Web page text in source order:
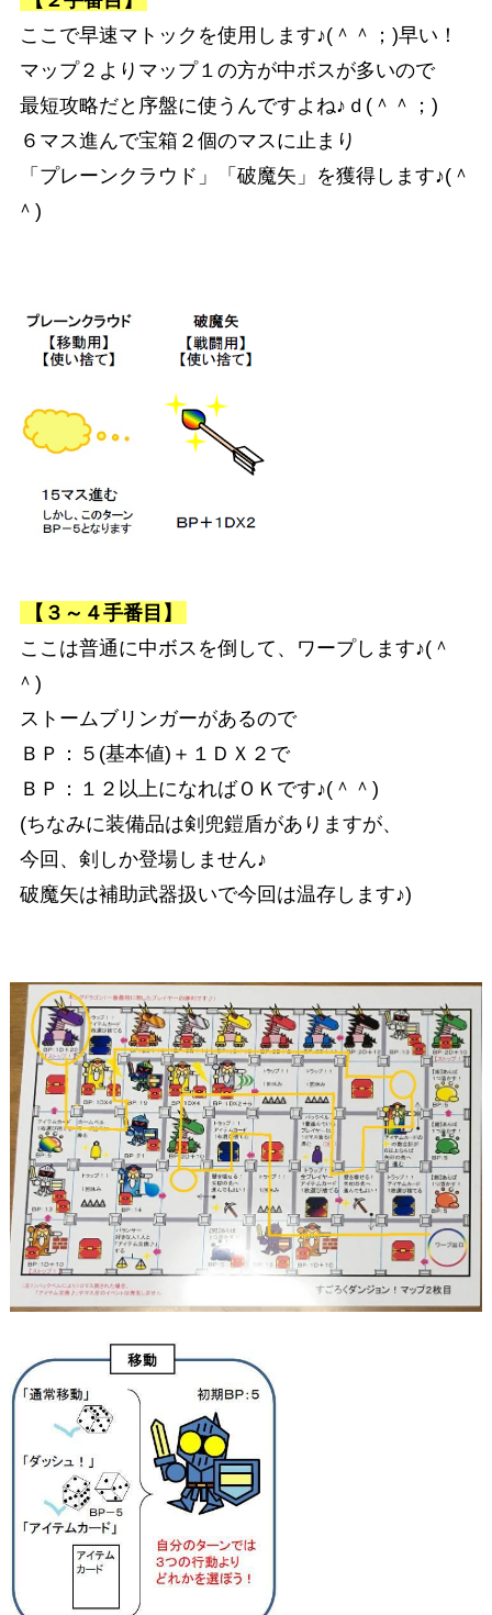
ここで早速マトックを使用します♪(＾＾；)早い！
マップ２よりマップ１の方が中ボスが多いので
最短攻略だと序盤に使うんですよね♪ｄ(＾＾；)
６マス進んで宝箱２個のマスに止まり
「プレーンクラウド」「破魔矢」を獲得します♪(＾
＾)
【３～４手番目】
ここは普通に中ボスを倒して、ワープします♪(＾
＾)
ストームブリンガーがあるので
ＢＰ：５(基本値)＋１ＤＸ２で
ＢＰ：１２以上になればＯＫです♪(＾＾)
(ちなみに装備品は剣兜鎧盾がありますが、
今回、剣しか登場しません♪
破魔矢は補助武器扱いで今回は温存します♪)